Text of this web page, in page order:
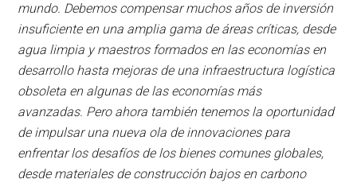
mundo. Debemos compensar muchos años de inversión
insuficiente en una amplia gama de áreas críticas, desde
agua limpia y maestros formados en las economías en
desarrollo hasta mejoras de una infraestructura logística
obsoleta en algunas de las economías más
avanzadas. Pero ahora también tenemos la oportunidad
de impulsar una nueva ola de innovaciones para
enfrentar los desafíos de los bienes comunes globales,
desde materiales de construcción bajos en carbono